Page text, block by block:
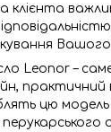
клієнта
Вашого
Leonor –
практичний
цю модель